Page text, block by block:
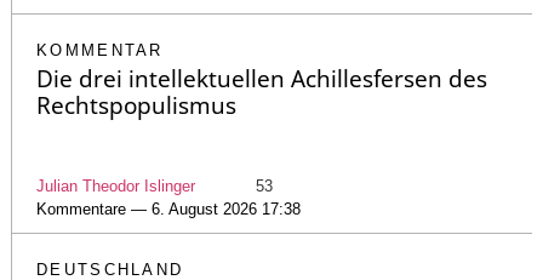
KOMMENTAR
Die drei intellektuellen Achillesfersen des
Rechtspopulismus
Julian Theodor Islinger
53
Kommentare — 6. August 2026 17:38
DEUTSCHLAND